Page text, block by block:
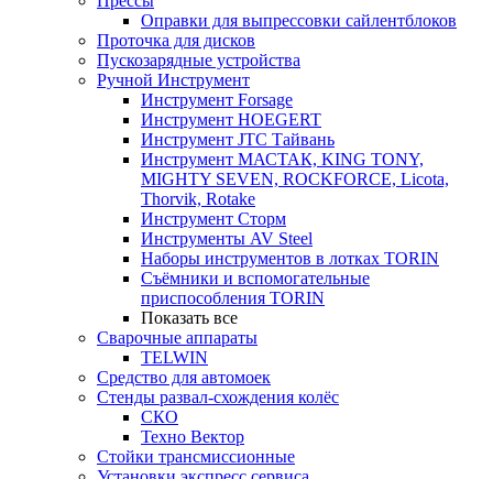
Оправки для выпрессовки сайлентблоков
Проточка для дисков
Пускозарядные устройства
Ручной Инструмент
Инструмент Forsage
Инструмент HOEGERT
Инструмент JTC Тайвань
Инструмент МАСТАК, KING TONY,
MIGHTY SEVEN, ROCKFORCE, Licota,
Thorvik, Rotake
Инструмент Сторм
Инструменты AV Steel
Наборы инструментов в лотках TORIN
Съёмники и вспомогательные
приспособления TORIN
Показать все
Сварочные аппараты
TELWIN
Средство для автомоек
Стенды развал-схождения колёс
СКО
Техно Вектор
Стойки трансмиссионные